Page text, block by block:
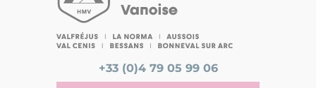
+33 (0)4 79 05 99 06